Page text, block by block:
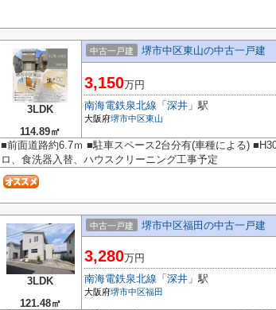
3LDK
114.89㎡
中古一戸建 堺市中区東山の中古一戸建
3,150万円
南海電鉄泉北線 「 深井 」駅
大阪府堺市中区東山
■前面道路約6.7ｍ ■駐車スペース2台分有(車種による)
ロ、食洗器入替、ハウスクリーニング工事予定
3LDK
121.48㎡
中古一戸建 堺市中区福田の中古一戸建
3,280万円
南海電鉄泉北線 「 深井 」駅
大阪府堺市中区福田